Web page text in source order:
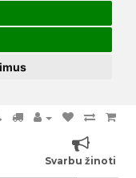
Svarbu žinoti